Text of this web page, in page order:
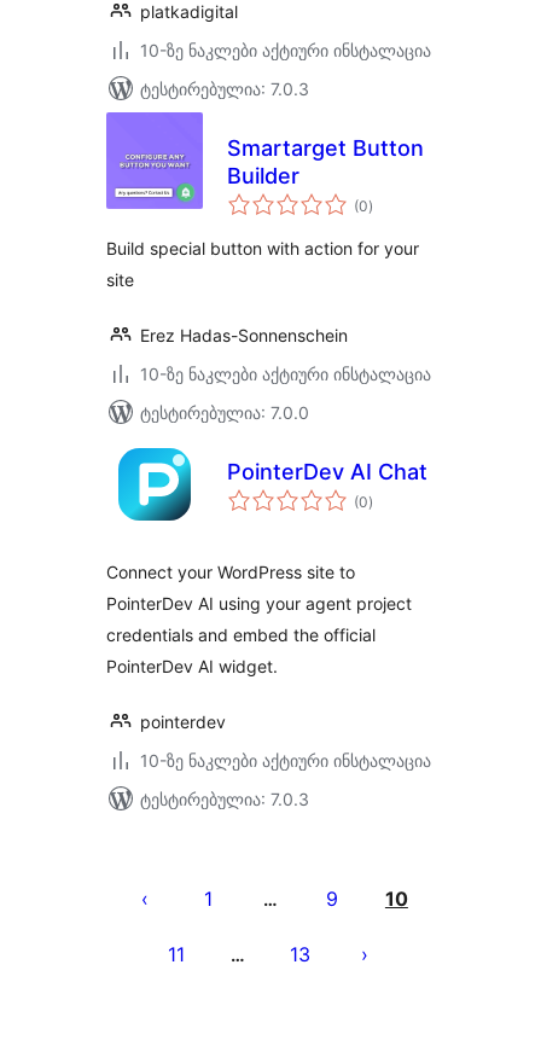
platkadigital
10-ზე ნაკლები აქტიური ინსტალაცია
ტესტირებულია: 7.0.3
Smartarget Button
Builder
(0საერთო
რეიტინგი
)
Build special button with action for your
site
Erez Hadas-Sonnenschein
10-ზე ნაკლები აქტიური ინსტალაცია
ტესტირებულია: 7.0.0
PointerDev AI Chat
(0საერთო
რეიტინგი
)
Connect your WordPress site to
PointerDev AI using your agent project
credentials and embed the official
PointerDev AI widget.
pointerdev
10-ზე ნაკლები აქტიური ინსტალაცია
ტესტირებულია: 7.0.3
გვერდებათ
1 … 9 10
11 … 13